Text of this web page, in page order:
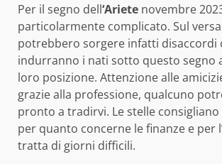
Per il segno dell‘Ariete novembre
particolarmente complicato. Sul
potrebbero sorgere infatti disaccordi
indurranno i nati sotto questo segno
loro posizione. Attenzione alle
grazie alla professione, qualcuno
pronto a tradirvi. Le stelle
per quanto concerne le finanze e per
tratta di giorni difficili.